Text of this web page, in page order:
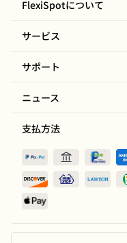
FlexiSpotについて
サービス
サポート
ニュース
支払方法